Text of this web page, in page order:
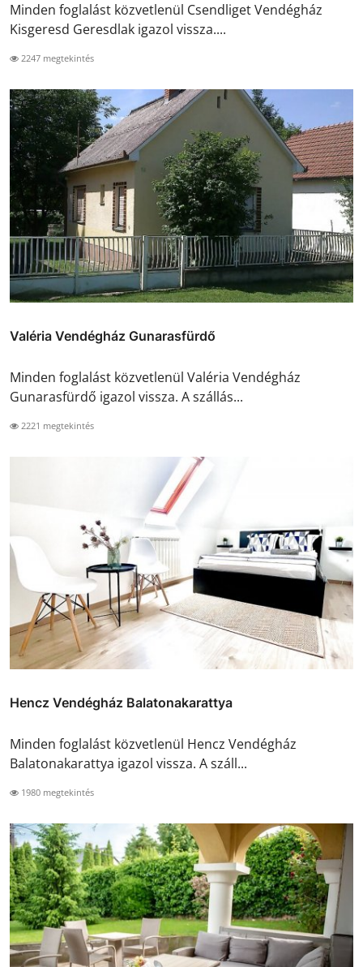
Minden foglalást közvetlenül Csendliget Vendégház
Kisgeresd Geresdlak igazol vissza....
2247 megtekintés
Valéria Vendégház Gunarasfürdő
Minden foglalást közvetlenül Valéria Vendégház
Gunarasfürdő igazol vissza. A szállás...
2221 megtekintés
Hencz Vendégház Balatonakarattya
Minden foglalást közvetlenül Hencz Vendégház
Balatonakarattya igazol vissza. A száll...
1980 megtekintés